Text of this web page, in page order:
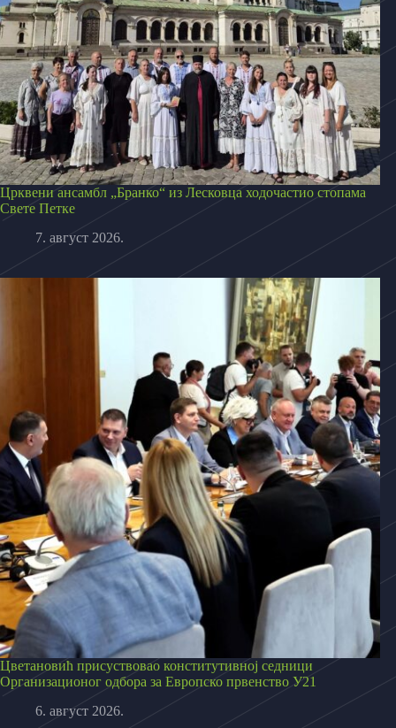
Црквени ансамбл „Бранко“ из Лесковца ходочастио стопама
Свете Петке
7. август 2026.
Цветановић присуствовао конститутивној седници
Организационог одбора за Европско првенство У21
6. август 2026.